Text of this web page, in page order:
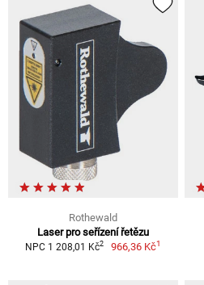
Rothewald
Laser pro seřízení řetězu
NPC 1 208,01 Kč2 966,36 Kč1